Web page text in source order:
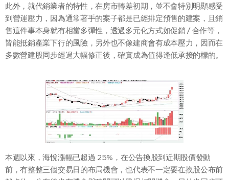
此外，就代銷業者的特性，在房市轉差初期，並不會特別明顯感受
到營運壓力，因為通常著手的案子都是已經排定預售的建案，且銷
售這件事本身就有相當多彈性，透過多元化方式如促銷 / 合作等，
皆能抵銷產業下行的風險，另外也不像建商會有成本壓力，因而在
多數營建股同步經過大幅修正後，確實成為值得逢低承接的標的。
本週以來，海悅漲幅已超過 25%，在公告換股到近期股價發動
前，有整整三個交易日的布局機會，也代表不一定要在換股公布前